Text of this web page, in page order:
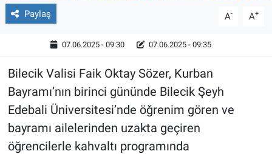
Paylaş A- A+
07.06.2025 - 09:30 07.06.2025 - 09:35
Bilecik Valisi Faik Oktay Sözer, Kurban
Bayramı’nın birinci gününde Bilecik Şeyh
Edebali Üniversitesi’nde öğrenim gören ve
bayramı ailelerinden uzakta geçiren
öğrencilerle kahvaltı programında